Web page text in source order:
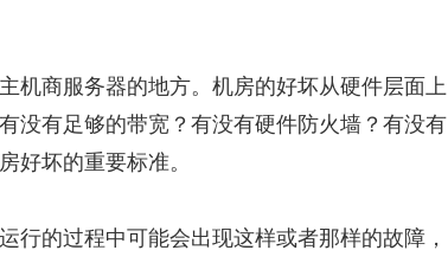
机商服务器的地方。机房的好坏从硬件层面上
没有足够的带宽？有没有硬件防火墙？有没有
好坏的重要标准。
行的过程中可能会出现这样或者那样的故障，